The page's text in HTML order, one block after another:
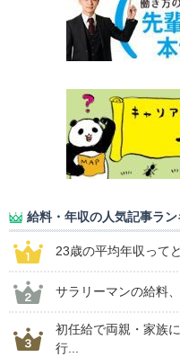
給料・年収の人気記事ラ
23歳の平均年収って
サラリーマンの給料
初任給で両親・家族
行...